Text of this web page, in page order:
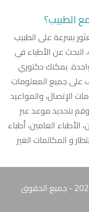
الطبيب؟
بسرعة على الطبيب
البحث عن الأطباء في
يمكنك دكتوري
على جميع المعلومات
الإتصال، والمواعيد
بتحديد موعد عبر
الأطباء العامين، أطباء
و المكالمات الغير
© حقوق التأليف والنشر دكتوري 2026 - جميع الحقوق